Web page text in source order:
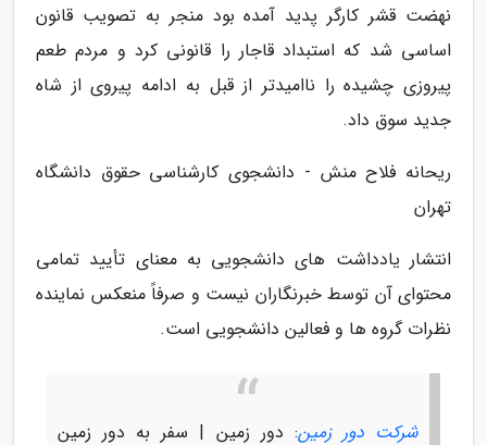
نهضت قشر کارگر پدید آمده بود منجر به تصویب قانون
اساسی شد که استبداد قاجار را قانونی کرد و مردم طعم
پیروزی چشیده را ناامیدتر از قبل به ادامه پیروی از شاه
جدید سوق داد.
ریحانه فلاح منش - دانشجوی کارشناسی حقوق دانشگاه
تهران
انتشار یادداشت های دانشجویی به معنای تأیید تمامی
محتوای آن توسط خبرنگاران نیست و صرفاً منعکس نماینده
نظرات گروه ها و فعالین دانشجویی است.
شرکت دور زمین: دور زمین | سفر به دور زمین